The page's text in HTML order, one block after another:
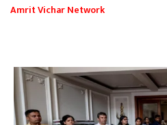
Amrit Vichar Network